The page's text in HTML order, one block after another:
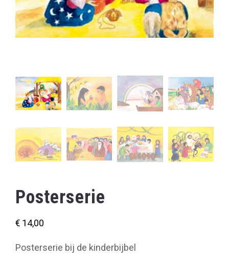
Posterserie
€ 14,00
Posterserie bij de kinderbijbel